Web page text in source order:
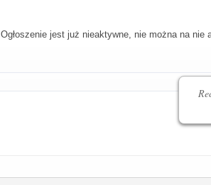
Ogłoszenie jest już nieaktywne, nie można na nie